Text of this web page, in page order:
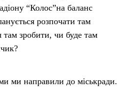
“Колос”на баланс
розпочати там
зробити, чи буде там
ми направили до міськради.